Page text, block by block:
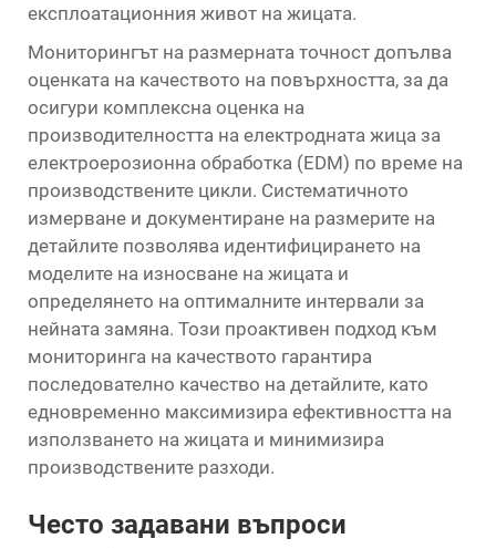
експлоатационния живот на жицата.
Мониторингът на размерната точност допълва
оценката на качеството на повърхността, за да
осигури комплексна оценка на
производителността на електродната жица за
електроерозионна обработка (EDM) по време на
производствените цикли. Систематичното
измерване и документиране на размерите на
детайлите позволява идентифицирането на
моделите на износване на жицата и
определянето на оптималните интервали за
нейната замяна. Този проактивен подход към
мониторинга на качеството гарантира
последователно качество на детайлите, като
едновременно максимизира ефективността на
използването на жицата и минимизира
производствените разходи.
Често задавани въпроси